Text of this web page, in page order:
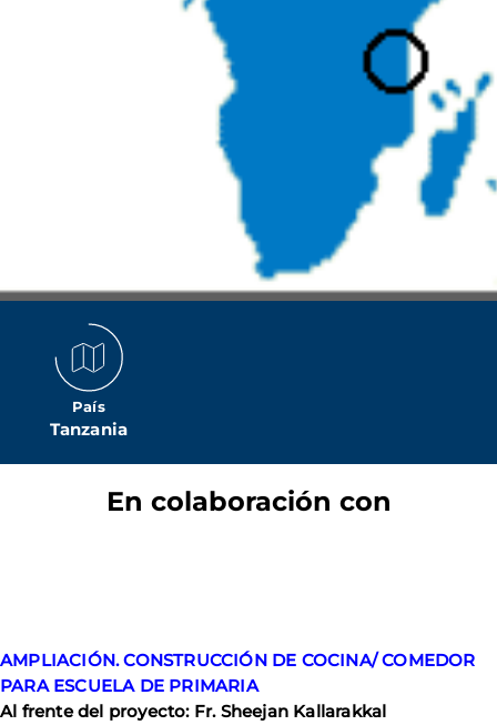
País
Tanzania
En colaboración con
AMPLIACIÓN. CONSTRUCCIÓN DE COCINA/ COMEDOR
PARA ESCUELA DE PRIMARIA
Al frente del proyecto: Fr. Sheejan Kallarakkal